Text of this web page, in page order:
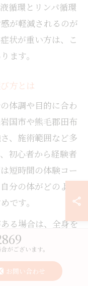
循環とリンパ循環
が軽減されるのが
状が重い方は、こ
ます。
方とは
体調や目的に合わ
国市や熊毛郡田布
、施術範囲など多
初心者から経験者
短時間の体験コー
分の体がどのよう
です。
る場合は、全身を
的に疲労が解消さ
やストレッチを組
のバランスを整え
がございます。
お問い合わせ